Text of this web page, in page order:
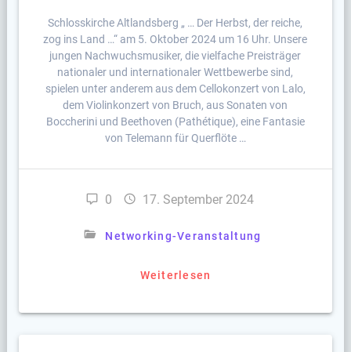
Schlosskirche Altlandsberg „ … Der Herbst, der reiche,
zog ins Land …“ am 5. Oktober 2024 um 16 Uhr. Unsere
jungen Nachwuchsmusiker, die vielfache Preisträger
nationaler und internationaler Wettbewerbe sind,
spielen unter anderem aus dem Cellokonzert von Lalo,
dem Violinkonzert von Bruch, aus Sonaten von
Boccherini und Beethoven (Pathétique), eine Fantasie
von Telemann für Querflöte …
0 17. September 2024
Networking-Veranstaltung
Weiterlesen